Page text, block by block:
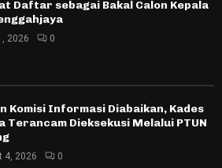
Daftar sebagai Bakal Calon Kepala
2026 0
Komisi Informasi Diabaikan, Kades
Terancam Dieksekusi Melalui PTUN
4, 2026 0